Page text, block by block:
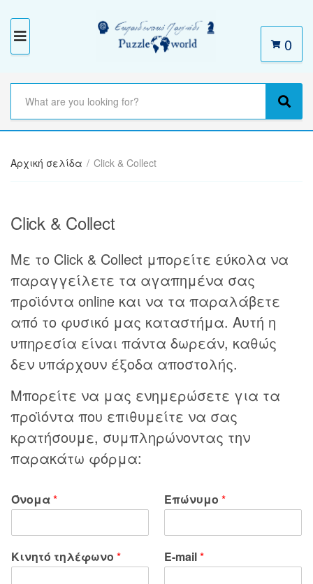
M
N
U
a
t
g
n
m
e
S
a
r
h
t
S
e
a
0
Αρχική σελίδα / Click & Collect
Click & Collect
Με το Click & Collect μπορείτε εύκολα να
παραγγείλετε τα αγαπημένα σας
προϊόντα online και να τα παραλάβετε
από το φυσικό μας καταστήμα. Αυτή η
υπηρεσία είναι πάντα δωρεάν, καθώς
δεν υπάρχουν έξοδα αποστολής.
Μπορείτε να μας ενημερώσετε για τα
προϊόντα που επιθυμείτε να σας
κρατήσουμε, συμπληρώνοντας την
παρακάτω φόρμα:
Όνομα* Επώνυμο *
Κινητό τηλέφωνο * E-mail*